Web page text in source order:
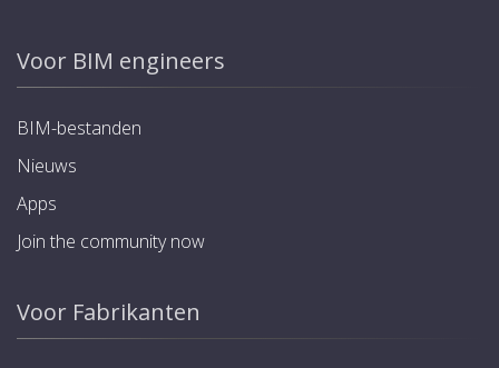
Voor BIM engineers
BIM-bestanden
Nieuws
Apps
Join the community now
Voor Fabrikanten